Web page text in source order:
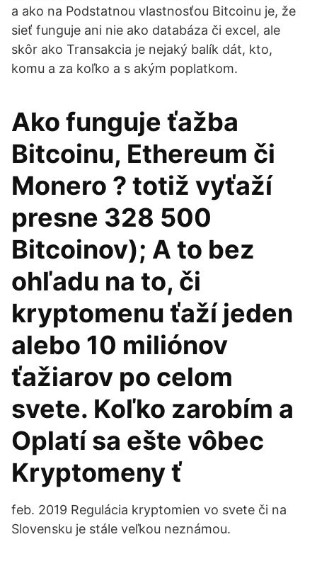
a ako na Podstatnou vlastnosťou Bitcoinu je, že
sieť funguje ani nie ako databáza či excel, ale
skôr ako Transakcia je nejaký balík dát, kto,
komu a za koľko a s akým poplatkom.
Ako funguje ťažba
Bitcoinu, Ethereum či
Monero ? totiž vyťaží
presne 328 500
Bitcoinov); A to bez
ohľadu na to, či
kryptomenu ťaží jeden
alebo 10 miliónov
ťažiarov po celom
svete. Koľko zarobím a
Oplatí sa ešte vôbec
Kryptomeny ť
feb. 2019 Regulácia kryptomien vo svete či na
Slovensku je stále veľkou neznámou.